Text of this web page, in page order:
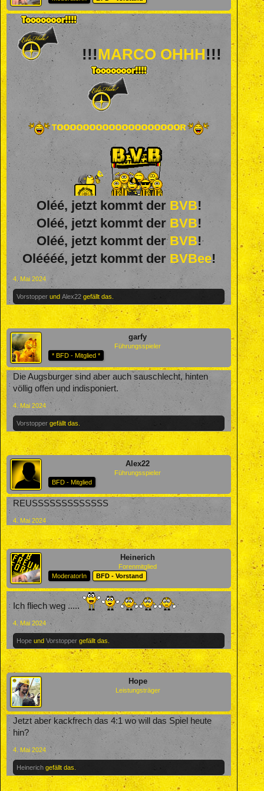
!!!MARCO OHHH!!!
Oléé, jetzt kommt der BVB!
Oléé, jetzt kommt der BVB!
Oléé, jetzt kommt derBVB!
Oléééé, jetzt kommt derBVBee!
4. Mai 2024
Vorstopper und Alex22 gefällt das.
garfy
Führungsspieler
* BFD - Mitglied *
Die Augsburger sind aber auch sauschlecht, hinten
völlig offen und indisponiert.
4. Mai 2024
Vorstopper gefällt das.
Alex22
Führungsspieler
BFD - Mitglied
REUSSSSSSSSSSSSS
4. Mai 2024
Heinerich
Forenmitglied
ModeratorIn
BFD - Vorstand
Ich fliech weg .....
4. Mai 2024
Hope und Vorstopper gefällt das.
Hope
Leistungsträger
Jetzt aber kackfrech das 4:1 wo will das Spiel heute
hin?
4. Mai 2024
Heinerich gefällt das.